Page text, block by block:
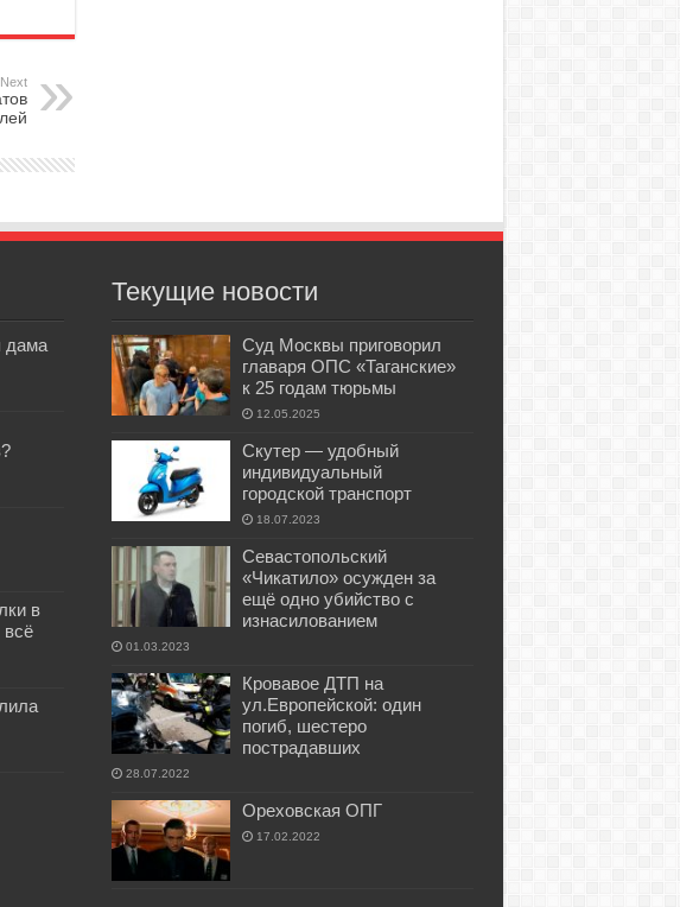
Next
дама
в
всё
Текущие новости
Суд Москвы приговорил
главаря ОПС «Таганские»
к 25 годам тюрьмы
12.05.2025
Скутер — удобный
индивидуальный
городской транспорт
18.07.2023
Севастопольский
«Чикатило» осужден за
ещё одно убийство с
изнасилованием
01.03.2023
Кровавое ДТП на
ул.Европейской: один
погиб, шестеро
пострадавших
28.07.2022
Ореховская ОПГ
17.02.2022